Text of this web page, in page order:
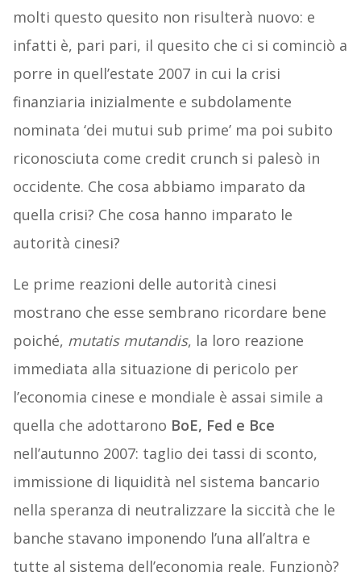
molti questo quesito non risulterà nuovo: e
infatti è, pari pari, il quesito che ci si cominciò a
porre in quell’estate 2007 in cui la crisi
finanziaria inizialmente e subdolamente
nominata ‘dei mutui sub prime’ ma poi subito
riconosciuta come credit crunch si palesò in
occidente. Che cosa abbiamo imparato da
quella crisi? Che cosa hanno imparato le
autorità cinesi?
Le prime reazioni delle autorità cinesi
mostrano che esse sembrano ricordare bene
poiché, mutatis mutandis, la loro reazione
immediata alla situazione di pericolo per
l’economia cinese e mondiale è assai simile a
quella che adottarono BoE, Fed e Bce
nell’autunno 2007: taglio dei tassi di sconto,
immissione di liquidità nel sistema bancario
nella speranza di neutralizzare la siccità che le
banche stavano imponendo l’una all’altra e
tutte al sistema dell’economia reale. Funzionò?